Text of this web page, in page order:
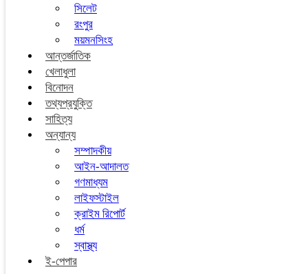
সিলেট
রংপুর
ময়মনসিংহ
আন্তর্জাতিক
খেলাধুলা
বিনোদন
তথ্যপ্রযুক্তি
সাহিত্য
অন্যান্য
সম্পাদকীয়
আইন-আদালত
গণমাধ্যম
লাইফস্টাইল
ক্রাইম রিপোর্ট
ধর্ম
স্বাস্থ্য
ই-পেপার